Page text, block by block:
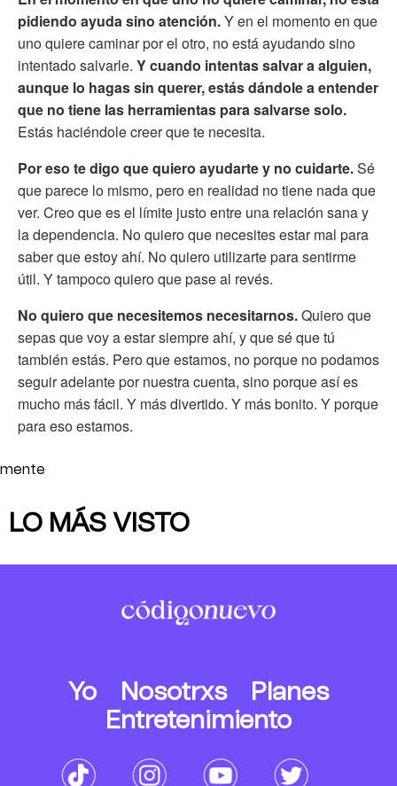
pidiendo ayuda sino atención.Y en el momento en que
uno quiere caminar por el otro, no está ayudando sino
intentado salvarle. Y cuando intentas salvar a alguien,
aunque lo hagas sin querer, estás dándole a entender
que no tiene las herramientas para salvarse solo.
Estás haciéndole creer que te necesita.
Por eso te digo que quiero ayudarte y no cuidarte.Sé
que parece lo mismo, pero en realidad no tiene nada que
ver. Creo que es el límite justo entre una relación sana y
la dependencia. No quiero que necesites estar mal para
saber que estoy ahí. No quiero utilizarte para sentirme
útil. Y tampoco quiero que pase al revés.
No quiero que necesitemos necesitarnos.Quiero que
sepas que voy a estar siempre ahí, y que sé que tú
también estás. Pero que estamos, no porque no podamos
seguir adelante por nuestra cuenta, sino porque así es
mucho más fácil. Y más divertido. Y más bonito. Y porque
para eso estamos.
mente
LO MÁS VISTO
Yo Nosotrxs
Planes
Entretenimiento